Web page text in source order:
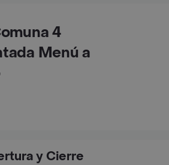
4
Menú a
y Cierre